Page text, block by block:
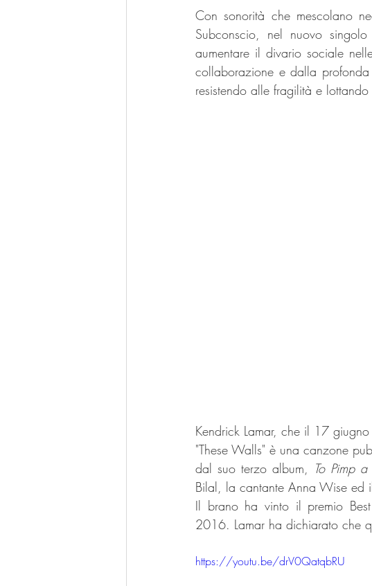
Con sonorità che mescolano
Subconscio, nel nuovo singolo
aumentare il divario sociale
collaborazione e dalla
resistendo alle fragilità e
Kendrick Lamar, che il 17
"These Walls" è una canzone
dal suo terzo album, To Pimp a
Bilal, la cantante Anna Wise ed
Il brano ha vinto il premio
2016. Lamar ha dichiarato che
https://youtu.be/drV0QatqbRU